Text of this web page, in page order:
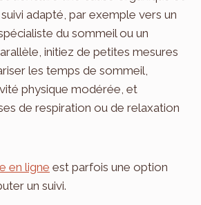
adapté, par exemple vers un
du sommeil ou un
initiez de petites mesures
les temps de sommeil,
physique modérée, et
de respiration ou de relaxation
en ligne est parfois une option
un suivi.